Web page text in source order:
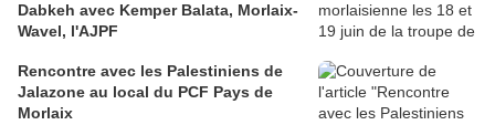
Dabkeh avec Kemper Balata, Morlaix-
Wavel, l'AJPF
Rencontre avec les Palestiniens de
Jalazone au local du PCF Pays de
Morlaix